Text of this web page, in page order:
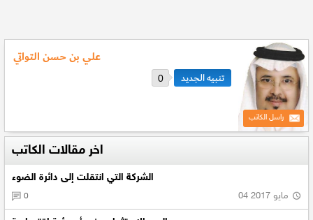
راسل الكاتب
علي بن حسن التواتي
0
اخر مقالات الكاتب
الشركة التي انتقلت إلى دائرة الضوء
04 مايو 2017 0